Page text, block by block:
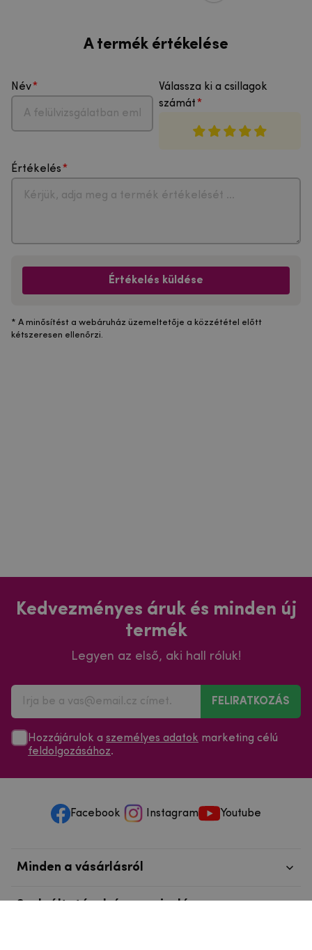
A termék értékelése
Név
Válassza ki a csillagok
számát
Értékelés
Értékelés küldése
* A minősítést a webáruház üzemeltetője a közzététel előtt
kétszeresen ellenőrzi.
Kedvezményes áruk és minden új
termék
Legyen az első, aki hall róluk!
FELIRATKOZÁS
Hozzájárulok a személyes adatok marketing célú
feldolgozásához.
Facebook Instagram Youtube
Minden a vásárlásról